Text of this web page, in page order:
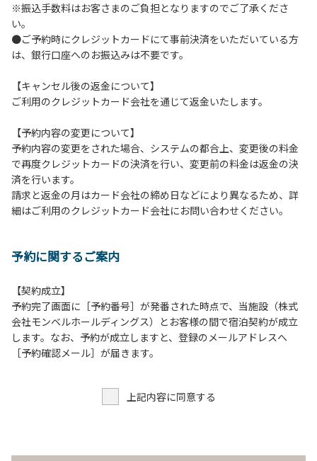
【コテージご利用上の注意事項ならびに禁止事項】
１.動物（ペット類）の同伴はご遠慮願います。
３.調度品などの持ち出しはしないでください。
４.ご訪問客とのコテージ内での面会はご遠慮願います。
６.周囲に迷惑となるような行為（夜間の大声での談笑等）や
他人に嫌悪感を与えるような行為はお止めください。
７.BBQ台（BBQコンロやグリル）は室内およびデッキ部分
は使用禁止です。使用の際は土面またはアスファルト面にて
床面から高さ60cm以上離してご利用ください。
８.炭火の利用後は炭の鎮火の確認をお願いいたします。
テントの設営、テーブル・椅子の持ち出しは禁止です。
【ロッジご利用上の注意事項ならびに禁止事項】
１.動物（ペット類）の同伴はご遠慮願います。
２.安全管理上、お子様の単独での行動はご遠慮ください。
３.調度品などの持ち出しはしないでください。
６.周囲に迷惑となるような行為（夜間の大声での談笑等）や
※振込手数料はお客さまのご負担となりますのでご了承くださ
い。
●ご予約時にクレジットカードにて事前決済をいただいている方
は、銀行口座へのお振込みは不要です。
【キャンセル後の返金について】
ご利用のクレジットカード会社を通じて返金いたします。
【予約内容の変更について】
予約内容の変更をされた場合、システムの都合上、変更後の料金
で再度クレジットカードの決済を行い、変更前の料金は返金の決
済を行います。
請求と返金の月はカード会社の締め日などにより異なるため、詳
細はご利用のクレジットカード会社にお問い合わせください。
予約に関するご案内
【契約成立】
予約完了画面に［予約番号］が発番された時点で、当施設（株式
会社モンベルホールディングス）とお客様の間で宿泊契約が成立
します。なお、予約が成立しますと、登録のメールアドレスへ
［予約確認メール］が届きます。
上記内容に同意する